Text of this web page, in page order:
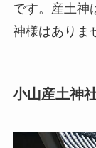
です。産土神
神様はありま
小山産土神